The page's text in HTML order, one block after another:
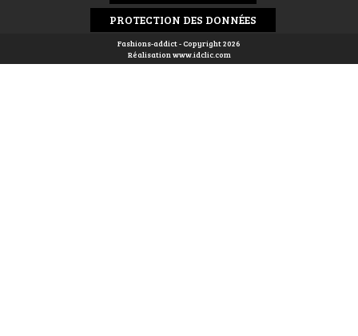
PROTECTION DES DONNÉES
Fashions-addict - Copyright 2026
Réalisationwww.idclic.com